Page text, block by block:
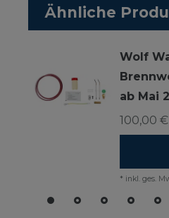
Ähnliche
Wolf
ab Mai
100,00
* inkl. ges.